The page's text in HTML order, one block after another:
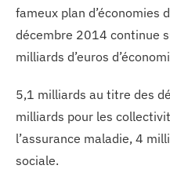
fameux plan d’économies
décembre 2014 continue
milliards d’euros
5,1 milliards au titre des
milliards pour les
l’assurance maladie, 4
sociale.